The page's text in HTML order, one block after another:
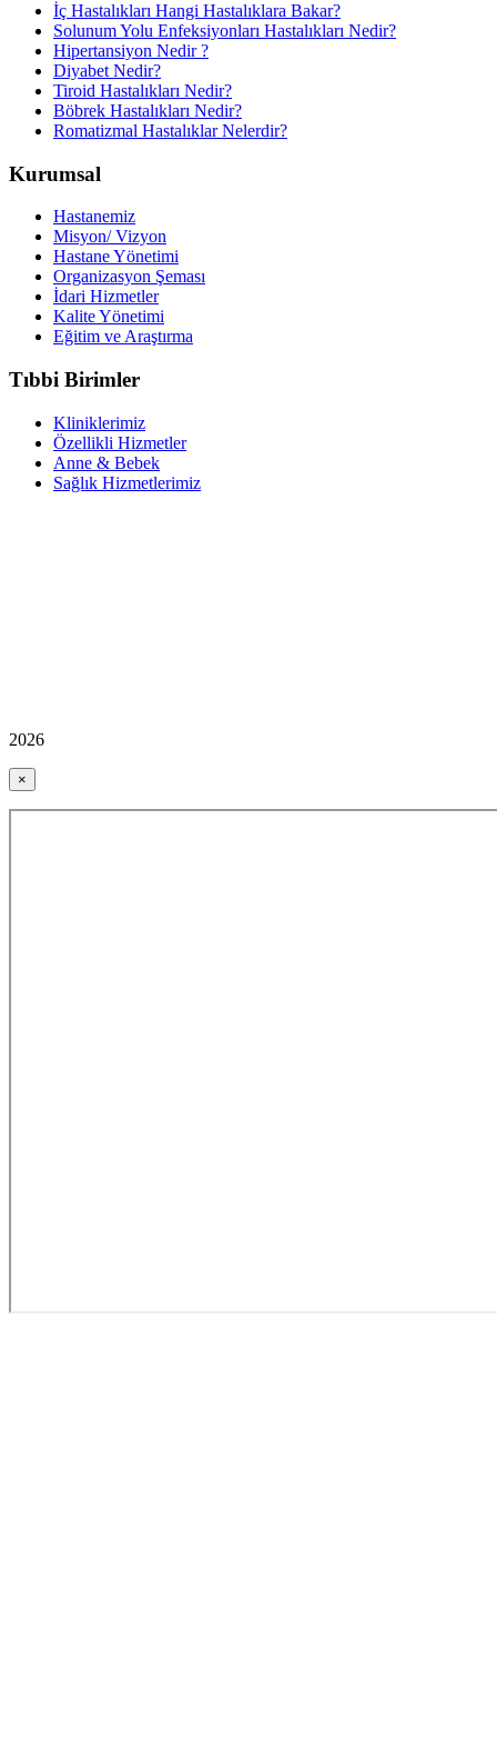
İç Hastalıkları Hangi Hastalıklara Bakar?
Solunum Yolu Enfeksiyonları Hastalıkları Nedir?
Hipertansiyon Nedir ?
Diyabet Nedir?
Tiroid Hastalıkları Nedir?
Böbrek Hastalıkları Nedir?
Romatizmal Hastalıklar Nelerdir?
Kurumsal
Hastanemiz
Misyon/ Vizyon
Hastane Yönetimi
Organizasyon Şeması
İdari Hizmetler
Kalite Yönetimi
Eğitim ve Araştırma
Tıbbi Birimler
Kliniklerimiz
Özellikli Hizmetler
Anne & Bebek
Sağlık Hizmetlerimiz
2026
×